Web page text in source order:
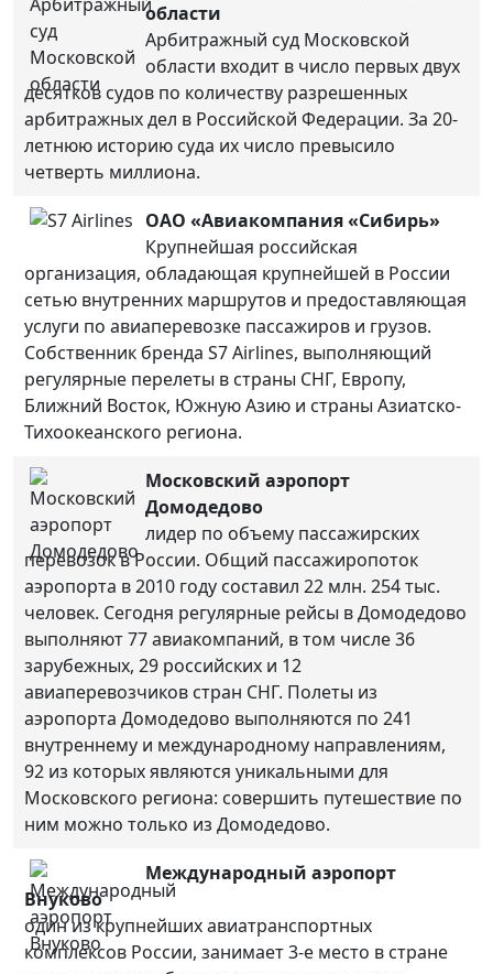
области
Арбитражный суд Московской
области входит в число первых двух
десятков судов по количеству разрешенных
арбитражных дел в Российской Федерации. За 20-
летнюю историю суда их число превысило
четверть миллиона.
ОАО «Авиакомпания «Сибирь»
Крупнейшая российская
организация, обладающая крупнейшей в России
сетью внутренних маршрутов и предоставляющая
услуги по авиаперевозке пассажиров и грузов.
Собственник бренда S7 Airlines, выполняющий
регулярные перелеты в страны СНГ, Европу,
Ближний Восток, Южную Азию и страны Азиатско-
Тихоокеанского региона.
Московский аэропорт
Домодедово
лидер по объему пассажирских
перевозок в России. Общий пассажиропоток
аэропорта в 2010 году составил 22 млн. 254 тыс.
человек. Сегодня регулярные рейсы в Домодедово
выполняют 77 авиакомпаний, в том числе 36
зарубежных, 29 российских и 12
авиаперевозчиков стран СНГ. Полеты из
аэропорта Домодедово выполняются по 241
внутреннему и международному направлениям,
92 из которых являются уникальными для
Московского региона: совершить путешествие по
ним можно только из Домодедово.
Международный аэропорт
Внуково
один из крупнейших авиатранспортных
комплексов России, занимает 3-е место в стране